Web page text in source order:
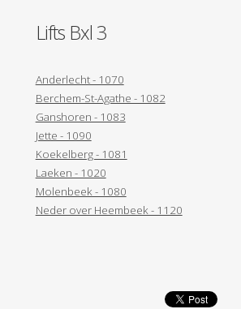
Lifts Bxl 3
Anderlecht - 1070
Berchem-St-Agathe - 1082
Ganshoren - 1083
Jette - 1090
Koekelberg - 1081
Laeken - 1020
Molenbeek - 1080
Neder over Heembeek - 1120